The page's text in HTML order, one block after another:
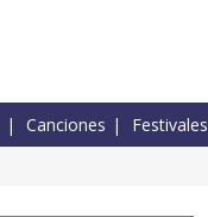
Canciones Festivales